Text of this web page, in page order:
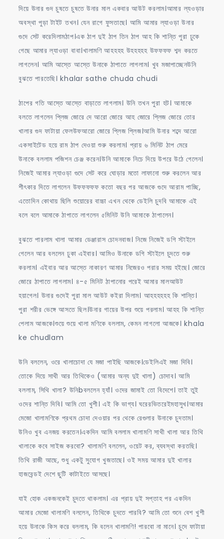
দিয়ে উনার গুদ চুষতে চুষতে উনার মাল একবার আউট করলাম।আমার ল্যওড়ার
অবস্থা পুড়া টাইট তখন। যেন রাগে ফুসতাছে। আমি আমার ল্যাওড়া উনার
গুদে সেট করেদিলামঠাপ।এক ঠাপ দুই ঠাপ তিন ঠাপ আহ কি শান্তি পুরা ঢুকে
গেছে আমার ল্যাওড়া বাবা।খালামণি আহহহহ উহহহহহ উফফফফ শব্দ করতে
লাগলেন। আমি আস্তে আস্তে উনাকে ঠাপাতে লাগলাম। খুব মজাপাচ্ছেনউনি
বুঝতে পারতেছি। khalar sathe chuda chudi
ঠাপের গতি আস্তে আস্তে বাড়াতে লাগলাম। উনি তখন পুরা হট। আমাকে
বলতে লাগলেন প্লিজ জোরে দে আরো জোরে আহ জোরে প্লিজ জোরে তোর
খালার গুদ ফাটায়া ফেলউফআরো জোরে প্লিজ প্লিজ।আমি উনার শব্দে আরো
একসাইটেড হয়ে রাম ঠাপ দেওয়া শুরু করলাম। প্রায় ৬ মিনিট ঠাপ মেরে
উনাকে বললাম পজিশন চেঞ্জ করেন।উনি আমাকে নিচে দিয়ে উপরে উঠে গেলেন।
নিজেই আমার ল্যাওড়া গুদে সেট করে ঘোড়ার মতো লাফানো শুরু করলেন আর
শীৎকার দিতে লাগলেন উফফফফফ কতো বছর পর আজকে গুদে আরাম পাচ্ছি,
এতোদিন কোথায় ছিলি শুয়োরের বাচ্চা এখন থেকে ডেইলি চুদবি আমাকে এই
বলে বলে আমাকে ঠাপাতে লাগলেন ৫মিনিট উনি আমাকে ঠাপালেন।
বুঝতে পারলাম খালা আমার ডেঞ্জারাস চোদনবাজ। নিজে নিজেই ডগি স্টাইলে
গেলেন আর বললেন ঢুকা এইবার। আমিও উনাকে ডগি স্টাইলে চুদতে শুরু
করলাম। এইবার আর আস্তে নাকারণ আমার নিজেরও পরার সময় হইছে। জোরে
জোরে ঠাপাতে লাগলাম। ৪-৫ মিনিট ঠাপানোর পরেই আমার মালআউট
হয়াগেল। উনার গুদেই পুরা মাল আউট কইরা দিলাম। আহহহহহহ কি শান্তি।
পুরা শরীর ভেঙ্গে আসতে ছিল।উনার গায়ের উপর শুয়ে পরলাম। আহহ কি শান্তি
পেলাম আজকে।শুয়ে শুয়ে খালা মণিকে বললাম, কেমন লাগলো আজকে। khala
ke chudlam
উনি বললেন, ওরে খালাচোদা যে মজা পাইছি আজকে।ডেইলিএই মজা দিবি।
তোকে দিয়ে সাথী আর তিথিকেও (আমার অন্য দুই খালা) চোদাব। আমি
বললাম, সিথি খালা? উনিbবললেন হ্যাঁ। ওদের জামাই তো বিদেশে। তাই তুই
ওদের শান্তি দিবি। আমি তো খুশী। এই কি ভাগ্য। ঘরেরভিতরেইমহাসুখ।আমার
মেজো খালামণিকে প্রথম চোদা দেওয়ার পর থেকে রেগুলার উনাকে চুদতাম।
উনিও খুব এনজয় করতেন।একদিন আমি বললাম খালামণি সাথী খালা আর তিথি
খালাকে কবে সাইজ করবো? খালামণি বললেন, ওয়েট কর, ব্যবস্থা করতছি।
তিথি রাজী আছে, শুধু একটু সুযোগ খুজতাছে। ওই সময় আমার দুই খালার
হাজবেন্ডই দেশে ছুটি কাটাইতে আসছে।
যাই হোক একজনকেই চুদতে থাকলাম। এর প্রায় দুই সপ্তাহ পর একদিন
আমার মেজো খালামণি বললেন, তিথিকে চুদতে পারবি? আমি তো শুনে বেশ খুশী
হয়ে উনাকে কিস করে বললাম, কি বলেন খালামণি! পারবো না মানে। চুদে ফাটায়া